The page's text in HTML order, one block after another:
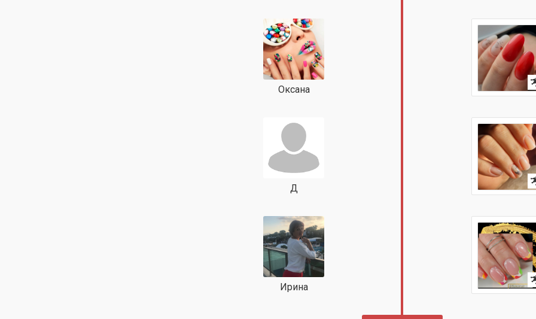
Оксана
Д
Ирина